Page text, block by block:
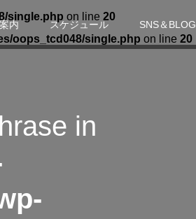
内 スケジュール SNS＆BLOG
single.php on line 20
oops_tcd048/single.php on line 20
in